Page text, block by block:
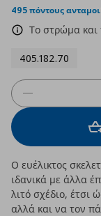
rating
495 πόντους
Το στρώμα και
405.182.70
Ο ευέλικτος
ιδανικά με άλλα
λιτό σχέδιο, έτσι
αλλά και να τον